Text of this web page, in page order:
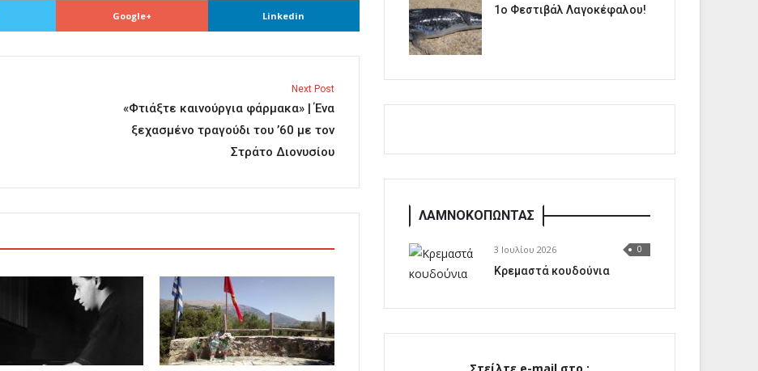
Google+ Linkedin
Next Post
«Φτιάξτε καινούργια φάρμακα» | Ένα
ξεχασμένο τραγούδι του ’60 με τον
Στράτο Διονυσίου
1o Φεστιβάλ Λαγοκέφαλου!
ΛΑΜΝΟΚΟΠΩΝΤΑΣ
3 Ιουλίου 2026 0
Κρεμαστά κουδούνια